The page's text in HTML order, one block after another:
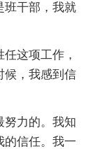
班干部，我就
这项工作，
候，我感到信
努力的。我知
的信任。我一